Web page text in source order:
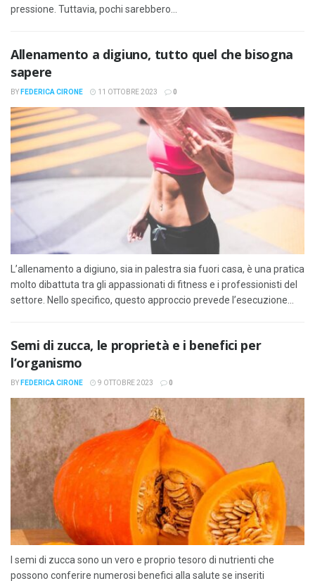
pressione. Tuttavia, pochi sarebbero...
Allenamento a digiuno, tutto quel che bisogna
sapere
BY FEDERICA CIRONE 11 OTTOBRE 2023 0
L’allenamento a digiuno, sia in palestra sia fuori casa, è una pratica
molto dibattuta tra gli appassionati di fitness e i professionisti del
settore. Nello specifico, questo approccio prevede l’esecuzione...
Semi di zucca, le proprietà e i benefici per
l’organismo
BY FEDERICA CIRONE 9 OTTOBRE 2023 0
I semi di zucca sono un vero e proprio tesoro di nutrienti che
possono conferire numerosi benefici alla salute se inseriti